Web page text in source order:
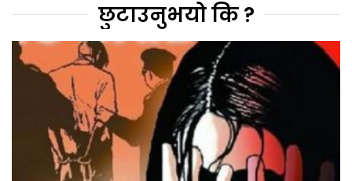
छुटाउनुभयो कि ?